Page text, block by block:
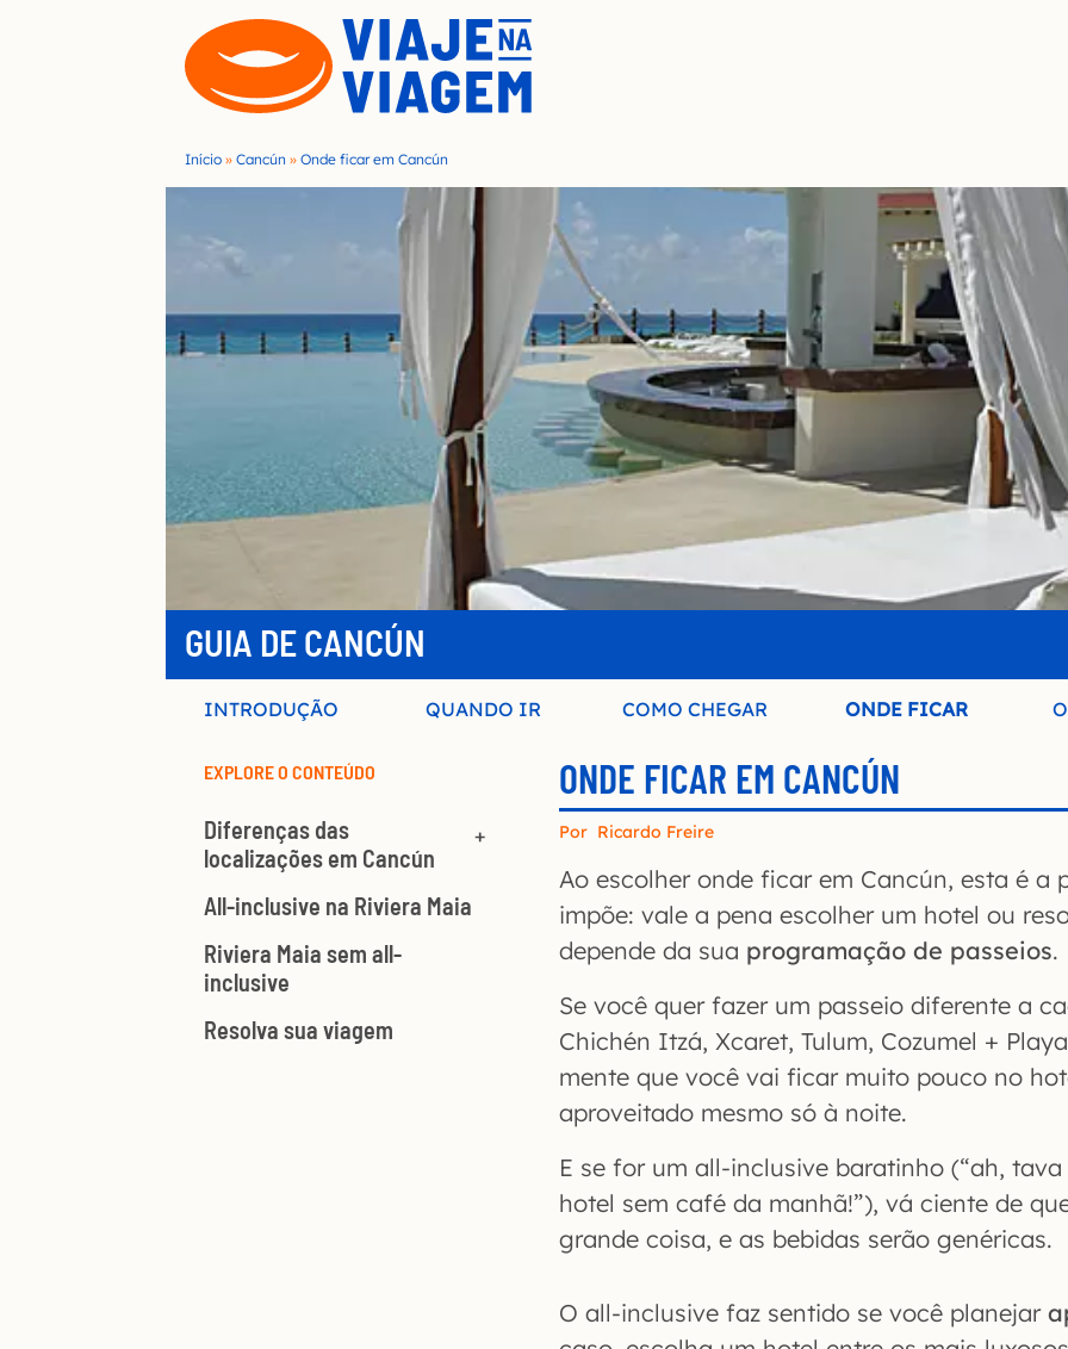
Início » Cancún » Onde ficar em Cancún
GUIA DE CANCÚN
INTRODUÇÃO QUANDO IR COMO CHEGAR ONDE FICAR
EXPLORE O CONTEÚDO
Diferenças das
localizações em Cancún
All-inclusive na Riviera Maia
Riviera Maia sem all-
inclusive
Resolva sua viagem
ONDE FICAR EM CANCÚN
Por Ricardo Freire
Ao escolher onde ficar em Cancún, esta é a
impõe: vale a pena escolher um hotel ou
depende da sua programação de passeios.
Se você quer fazer um passeio diferente a
Chichén Itzá, Xcaret, Tulum, Cozumel +
mente que você vai ficar muito pouco no
aproveitado mesmo só à noite.
E se for um all-inclusive baratinho (“ah,
hotel sem café da manhã!”), vá ciente de
grande coisa, e as bebidas serão genéricas.
O all-inclusive faz sentido se você planejar